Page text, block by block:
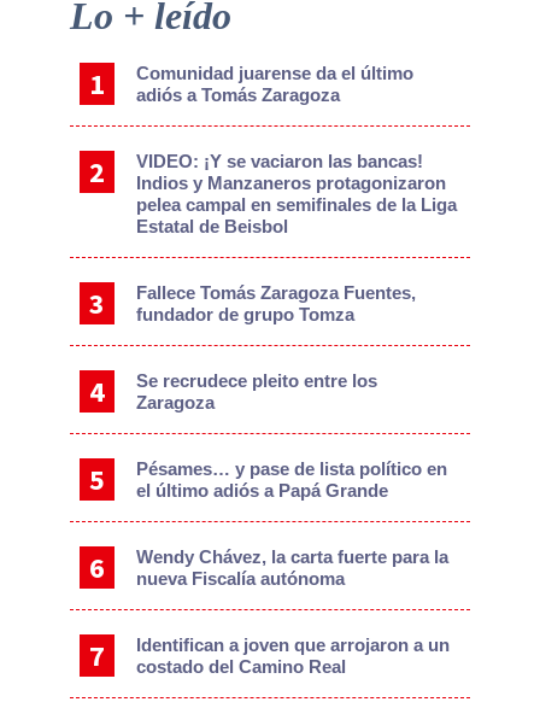
Primary
Lo + leído
Comunidad juarense da el último
adiós a Tomás Zaragoza
VIDEO: ¡Y se vaciaron las bancas!
Indios y Manzaneros protagonizaron
pelea campal en semifinales de la Liga
Estatal de Beisbol
Fallece Tomás Zaragoza Fuentes,
fundador de grupo Tomza
Se recrudece pleito entre los
Zaragoza
Pésames… y pase de lista político en
el último adiós a Papá Grande
Wendy Chávez, la carta fuerte para la
nueva Fiscalía autónoma
Identifican a joven que arrojaron a un
costado del Camino Real